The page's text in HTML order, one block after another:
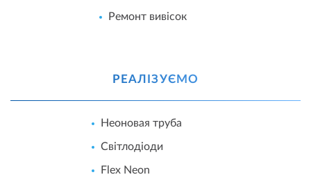
Ремонт вивісок
РЕАЛІЗУЄМО
Неоновая труба
Світлодіоди
Flex Neon